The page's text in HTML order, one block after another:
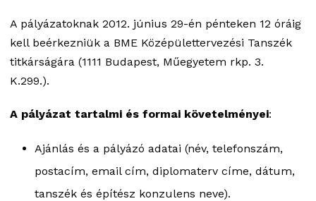
A pályázatoknak 2012. június 29-én pénteken 12 óráig
kell beérkezniük a BME Középülettervezési Tanszék
titkárságára (1111 Budapest, Műegyetem rkp. 3.
K.299.).
A pályázat tartalmi és formai követelményei:
Ajánlás és a pályázó adatai (név, telefonszám,
postacím, email cím, diplomaterv címe, dátum,
tanszék és építész konzulens neve).